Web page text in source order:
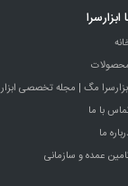
ابزارسرا
مگ | مجله تخصصی ابزار
با ما
ما
عمده و سازمانی